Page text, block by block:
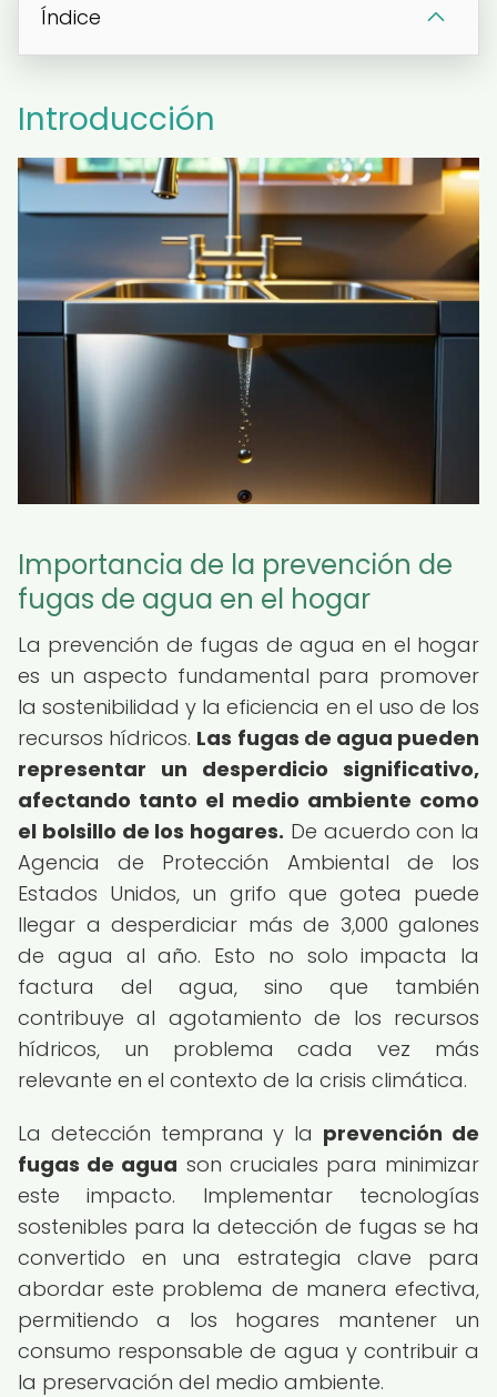
Índice
Introducción
Importancia de la prevención de
fugas de agua en el hogar
La prevención de fugas de agua en el hogar
es un aspecto fundamental para promover
la sostenibilidad y la eficiencia en el uso de los
recursos hídricos. Las fugas de agua pueden
representar un desperdicio significativo,
afectando tanto el medio ambiente como
el bolsillo de los hogares. De acuerdo con la
Agencia de Protección Ambiental de los
Estados Unidos, un grifo que gotea puede
llegar a desperdiciar más de 3,000 galones
de agua al año. Esto no solo impacta la
factura del agua, sino que también
contribuye al agotamiento de los recursos
hídricos, un problema cada vez más
relevante en el contexto de la crisis climática.
La detección temprana y la prevención de
fugas de agua son cruciales para minimizar
este impacto. Implementar tecnologías
sostenibles para la detección de fugas se ha
convertido en una estrategia clave para
abordar este problema de manera efectiva,
permitiendo a los hogares mantener un
consumo responsable de agua y contribuir a
la preservación del medio ambiente.